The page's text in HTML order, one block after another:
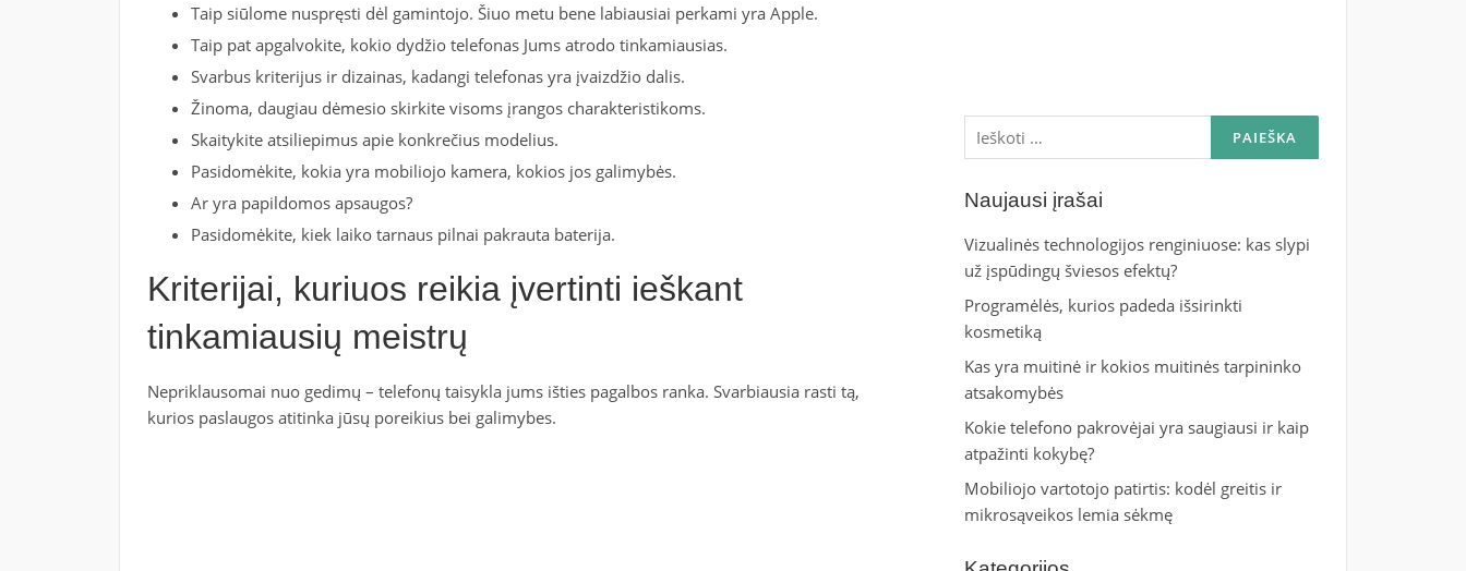
Taip siūlome nuspręsti dėl gamintojo. Šiuo metu bene labiausiai perkami yra Apple.
Taip pat apgalvokite, kokio dydžio telefonas Jums atrodo tinkamiausias.
Svarbus kriterijus ir dizainas, kadangi telefonas yra įvaizdžio dalis.
Žinoma, daugiau dėmesio skirkite visoms įrangos charakteristikoms.
Skaitykite atsiliepimus apie konkrečius modelius.
Pasidomėkite, kokia yra mobiliojo kamera, kokios jos galimybės.
Ar yra papildomos apsaugos?
Pasidomėkite, kiek laiko tarnaus pilnai pakrauta baterija.
Kriterijai, kuriuos reikia įvertinti ieškant
tinkamiausių meistrų
Nepriklausomai nuo gedimų – telefonų taisykla jums išties pagalbos ranka. Svarbiausia rasti tą,
kurios paslaugos atitinka jūsų poreikius bei galimybes.
Ieškoti:
Naujausi įrašai
Vizualinės technologijos renginiuose: kas slypi
už įspūdingų šviesos efektų?
Programėlės, kurios padeda išsirinkti
kosmetiką
Kas yra muitinė ir kokios muitinės tarpininko
atsakomybės
Kokie telefono pakrovėjai yra saugiausi ir kaip
atpažinti kokybę?
Mobiliojo vartotojo patirtis: kodėl greitis ir
mikrosąveikos lemia sėkmę